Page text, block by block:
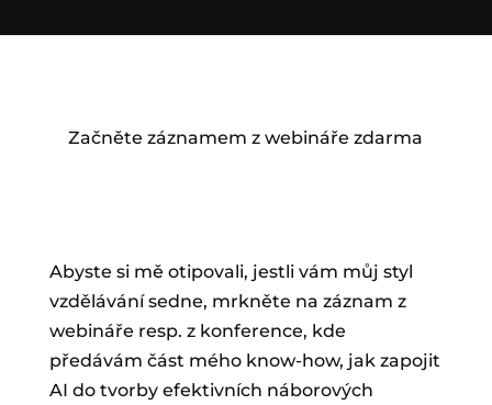
Začněte záznamem z webináře zdarma
Abyste si mě otipovali, jestli vám můj styl
vzdělávání sedne, mrkněte na záznam z
webináře resp. z konference, kde
předávám část mého know-how, jak zapojit
AI do tvorby efektivních náborových